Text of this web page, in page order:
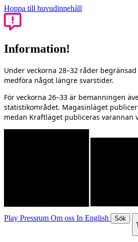
Hoppa till huvudinnehåll
Information!
Under veckorna 28–32 råder
medföra något längre svarstider.
För veckorna 26–33 är bemanningen
statistikområdet. Magasinläget
medan Kraftläget publiceras varannan
Play Pressrum Om oss In English Sök